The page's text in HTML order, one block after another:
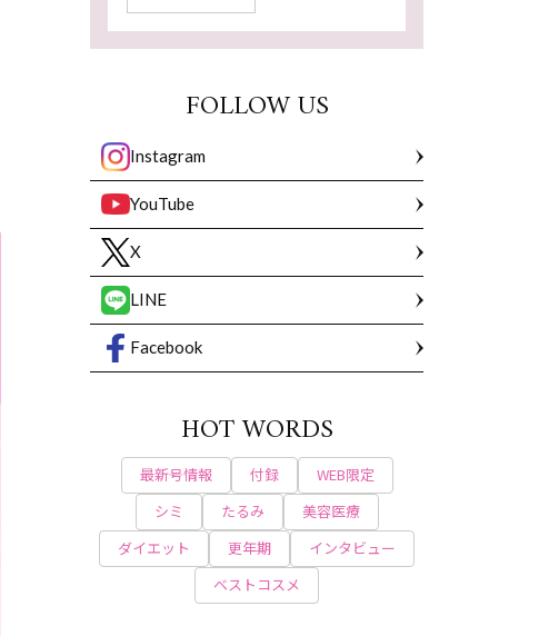
FOLLOW US
Instagram
YouTube
X
LINE
Facebook
HOT WORDS
最新号情報 付録
WEB限定
シミ
たるみ
美容医療
ダイエット
更年期
インタビュー
ベストコスメ